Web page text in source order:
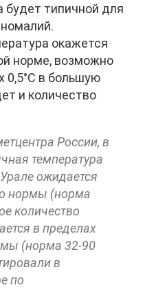
будет типичной для
окажется
норме, возможно
0,5°C в большую
и количество
России, в
температура
ожидается
нормы (норма
количество
в пределах
(норма 32-90
в
по